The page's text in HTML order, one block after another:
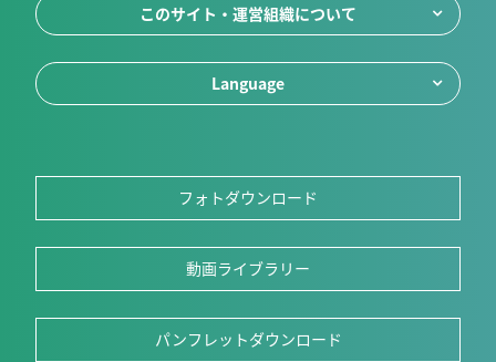
このサイト・運営組織について
Language
フォトダウンロード
動画ライブラリー
パンフレットダウンロード